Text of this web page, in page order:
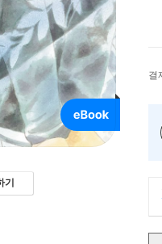
기
결